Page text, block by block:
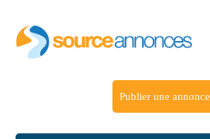
Publier une annonce